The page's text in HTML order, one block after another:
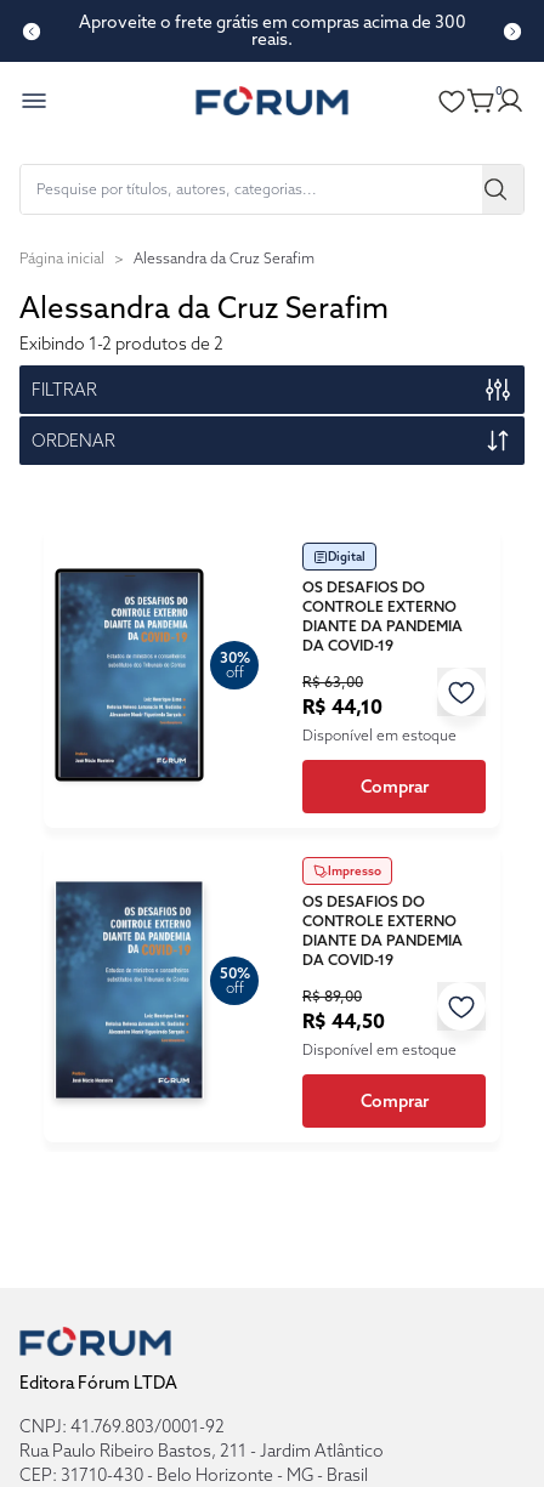
Aproveite o frete grátis em compras acima de 300
reais.
0
Página inicial > Alessandra da Cruz Serafim
Alessandra da Cruz Serafim
Exibindo 1-2 produtos de 2
FILTRAR
ORDENAR
30%
off
Digital
OS DESAFIOS DO
CONTROLE EXTERNO
DIANTE DA PANDEMIA
DA COVID-19
R$ 63,00
R$ 44,10
Disponível em estoque
Comprar
50%
off
Impresso
OS DESAFIOS DO
CONTROLE EXTERNO
DIANTE DA PANDEMIA
DA COVID-19
R$ 89,00
R$ 44,50
Disponível em estoque
Comprar
Editora Fórum LTDA
CNPJ: 41.769.803/0001-92
Rua Paulo Ribeiro Bastos, 211 - Jardim Atlântico
CEP: 31710-430 - Belo Horizonte - MG - Brasil